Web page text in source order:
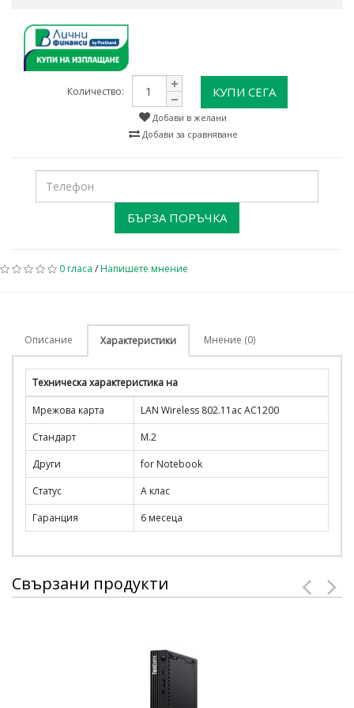
Количество: КУПИ СЕГА
Добави в желани
Добави за сравняване
БЪРЗА ПОРЪЧКА
0 гласа /Напишете мнение
Описание Характеристики Мнение (0)
Техническа характеристика на
Мрежова карта
LAN Wireless 802.11ac AC1200
Стандарт
M.2
Други
for Notebook
Статус
А клас
Гаранция
6 месеца
Свързани продукти